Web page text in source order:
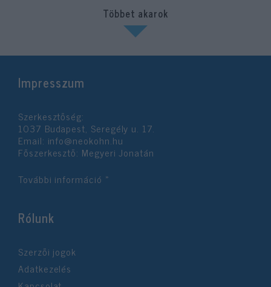
Többet akarok
Impresszum
Szerkesztőség:
1037 Budapest, Seregély u. 17.
Email: info@neokohn.hu
Főszerkesztő: Megyeri Jonatán
További információ »
Rólunk
Szerzői jogok
Adatkezelés